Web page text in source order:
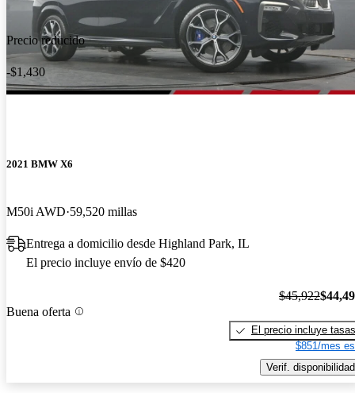
Precio reducido
-$1,430
2021 BMW X6
M50i AWD 59,520 millas
Entrega a domicilio desde Highland Park, IL
El precio incluye envío de $420
Buena oferta
$45,922
El precio incluye tasas
$851/mes
Verif. disponibilidad